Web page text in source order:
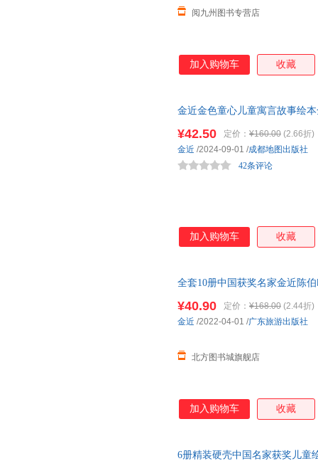
阅九州图书专营店
加入购物车 收藏
金近金色童心儿童寓言故事绘
¥42.50 定价： ¥160.00 (2.66折)
42条评论
金近 /2024-09-01 /成都地图出版社
加入购物车 收藏
全套10册中国获奖名家金近陈
票 多仓就近发货 85%城市次日
¥40.90 定价： ¥168.00 (2.44折)
北方图书城旗舰店
金近 /2022-04-01 /广东旅游出版社
加入购物车 收藏
6册精装硬壳中国名家获奖儿童